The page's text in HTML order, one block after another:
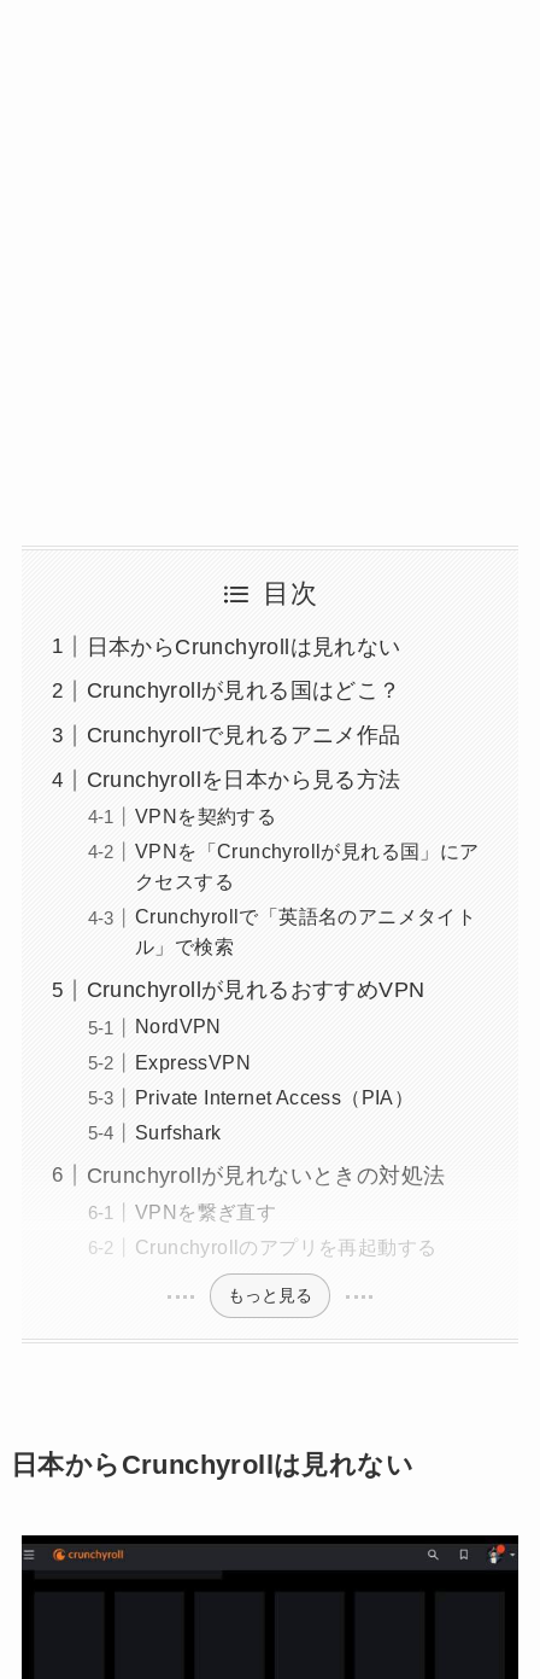
目次
日本からCrunchyrollは見れない
Crunchyrollが見れる国はどこ？
Crunchyrollで見れるアニメ作品
Crunchyrollを日本から見る方法
VPNを契約する
VPNを「Crunchyrollが見れる国」にア
クセスする
Crunchyrollで「英語名のアニメタイト
ル」で検索
Crunchyrollが見れるおすすめVPN
NordVPN
ExpressVPN
Private Internet Access（PIA）
Surfshark
Crunchyrollが見れないときの対処法
VPNを繋ぎ直す
Crunchyrollのアプリを再起動する
もっと見る
日本からCrunchyrollは見れない